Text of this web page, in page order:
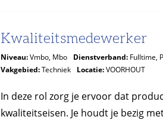
Kwaliteitsmedewerker
Niveau:Vmbo, Mbo Dienstverband: Fulltime,
Vakgebied:Techniek Locatie:VOORHOUT
In deze rol zorg je ervoor dat
kwaliteitseisen. Je houdt je bezig